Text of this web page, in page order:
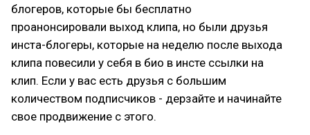
блогеров, которые бы бесплатно
проанонсировали выход клипа, но были друзья
инста-блогеры, которые на неделю после выхода
клипа повесили у себя в био в инсте ссылки на
клип. Если у вас есть друзья с большим
количеством подписчиков - дерзайте и начинайте
свое продвижение с этого.